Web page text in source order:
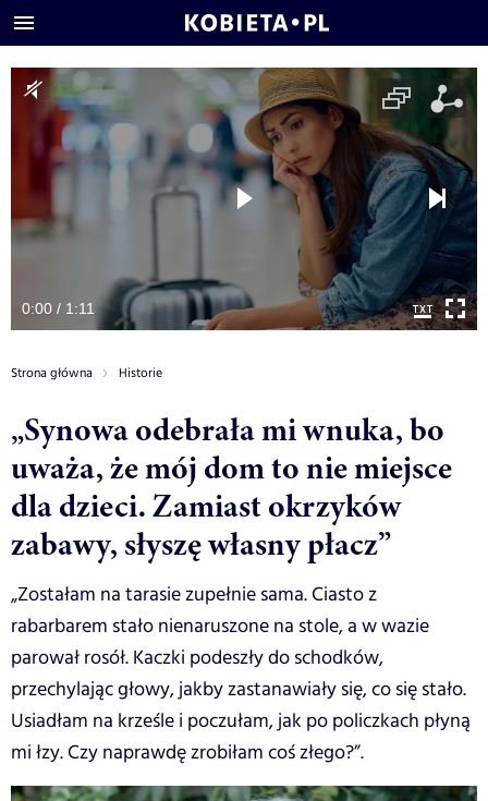
0:00 / 1:11
Strona główna Historie
„Synowa odebrała mi wnuka, bo
uważa, że mój dom to nie miejsce
dla dzieci. Zamiast okrzyków
zabawy, słyszę własny płacz”
„Zostałam na tarasie zupełnie sama. Ciasto z
rabarbarem stało nienaruszone na stole, a w wazie
parował rosół. Kaczki podeszły do schodków,
przechylając głowy, jakby zastanawiały się, co się stało.
Usiadłam na krześle i poczułam, jak po policzkach płyną
mi łzy. Czy naprawdę zrobiłam coś złego?”.